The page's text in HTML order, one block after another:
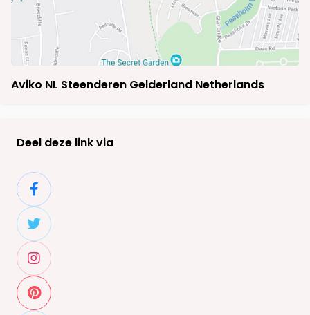
Aviko NL Steenderen Gelderland Netherlands
Deel deze link via